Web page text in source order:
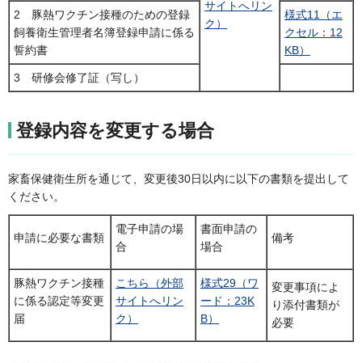
サイトへリン
ク）
2 豚熱ワクチン接種のための登録
飼養衛生管理者名簿登録申請に係る
誓約書
様式11（エ
クセル：12
KB）
3 研修会修了証（写し）
登録内容を変更する場合
家畜保健衛生所を通じて、変更後30日以内に以下の書類を提出して
ください。
申請に必要な書類
電子申請の場
合
書面申請の
場合
備考
豚熱ワクチン接種
に係る認定等変更
届
こちら（外部
サイトへリン
ク）
様式29（ワ
ード：23K
B）
変更事項によ
り添付書類が
必要